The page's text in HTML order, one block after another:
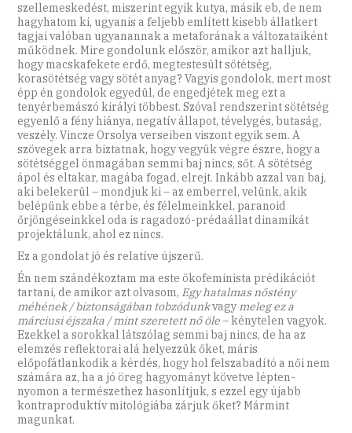
szellemeskedést, miszerint egyik kutya, másik eb, de nem
hagyhatom ki, ugyanis a feljebb említett kisebb állatkert
tagjai valóban ugyanannak a metaforának a változataiként
működnek. Mire gondolunk először, amikor azt halljuk,
hogy macskafekete erdő, megtestesült sötétség,
korasötétség vagy sötét anyag? Vagyis gondolok, mert most
épp én gondolok egyedül, de engedjétek meg ezt a
tenyérbemászó királyi többest. Szóval rendszerint sötétség
egyenlő a fény hiánya, negatív állapot, tévelygés, butaság,
veszély. Vincze Orsolya verseiben viszont egyik sem. A
szövegek arra biztatnak, hogy vegyük végre észre, hogy a
sötétséggel önmagában semmi baj nincs, sőt. A sötétség
ápol és eltakar, magába fogad, elrejt. Inkább azzal van baj,
aki belekerül – mondjuk ki – az emberrel, velünk, akik
belépünk ebbe a térbe, és félelmeinkkel, paranoid
őrjöngéseinkkel oda is ragadozó-prédaállat dinamikát
projektálunk, ahol ez nincs.
Ez a gondolat jó és relatíve újszerű.
Én nem szándékoztam ma este ökofeminista prédikációt
tartani, de amikor azt olvasom, Egy hatalmas nőstény
méhének / biztonságában tobzódunkvagy meleg ez a
márciusi éjszaka / mint szeretett nő öle– kénytelen vagyok.
Ezekkel a sorokkal látszólag semmi baj nincs, de ha az
elemzés reflektorai alá helyezzük őket, máris
előpofátlankodik a kérdés, hogy hol felszabadító a női nem
számára az, ha a jó öreg hagyományt követve lépten-
nyomon a természethez hasonlítjuk, s ezzel egy újabb
kontraproduktív mitológiába zárjuk őket? Mármint
magunkat.